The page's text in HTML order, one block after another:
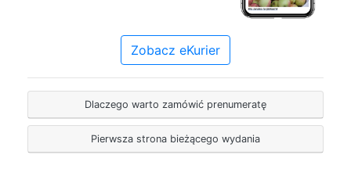
Zobacz eKurier
Dlaczego warto zamówić prenumeratę
Pierwsza strona bieżącego wydania